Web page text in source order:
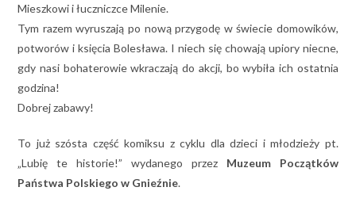
Mieszkowi i łuczniczce Milenie.
Tym razem wyruszają po nową przygodę w świecie domowików,
potworów i księcia Bolesława. I niech się chowają upiory niecne,
gdy nasi bohaterowie wkraczają do akcji, bo wybiła ich ostatnia
godzina!
Dobrej zabawy!
To już szósta część komiksu z cyklu dla dzieci i młodzieży pt.
„Lubię te historie!” wydanego przez Muzeum Początków
Państwa Polskiego w Gnieźnie.